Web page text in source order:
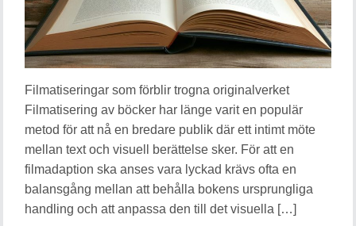
Filmatiseringar som förblir trogna originalverket
Filmatisering av böcker har länge varit en populär
metod för att nå en bredare publik där ett intimt möte
mellan text och visuell berättelse sker. För att en
filmadaption ska anses vara lyckad krävs ofta en
balansgång mellan att behålla bokens ursprungliga
handling och att anpassa den till det visuella […]